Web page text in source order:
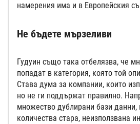
намерения има и в Европейския
Не бъдете мързеливи
Гудуин също така отбелязва, че
попадат в категория, която той
Става дума за компании, които
но не ги поддържат правилно.
множество дублирани бази данни,
количества стара, неизползвана